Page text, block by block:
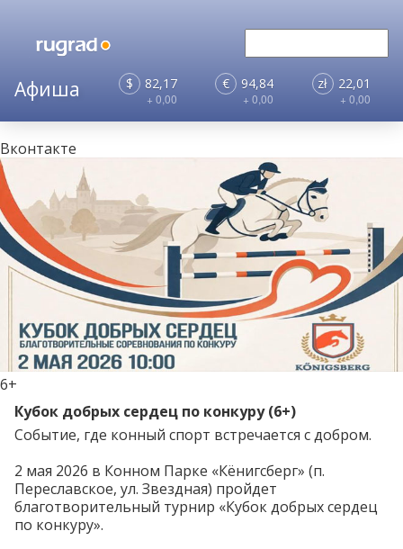
$ 82,17
+ 0,00
€ 94,84
+ 0,00
zł 22,01
+ 0,00
Кубок добрых сердец по конкуру (6+)
6+
Вконтакте
Событие, где конный спорт встречается с добром.
2 мая 2026 в Конном Парке «Кёнигсберг» (п.
Переславское, ул. Звездная) пройдет
благотворительный турнир «Кубок добрых сердец
по конкуру».